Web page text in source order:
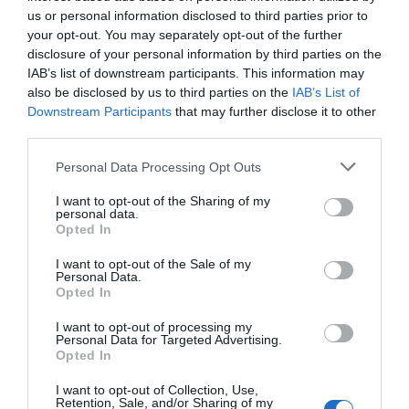
us or personal information disclosed to third parties prior to
your opt-out. You may separately opt-out of the further
disclosure of your personal information by third parties on the
IAB’s list of downstream participants. This information may
also be disclosed by us to third parties on the IAB’s List of
Downstream Participants that may further disclose it to other
Personal Data Processing Opt Outs
I want to opt-out of the Sharing of my
personal data.
Opted In
I want to opt-out of the Sale of my
Personal Data.
Opted In
I want to opt-out of processing my
Personal Data for Targeted Advertising.
Opted In
I want to opt-out of Collection, Use,
Retention, Sale, and/or Sharing of my
empujón y tenacidad. Trabajan con una
dimensión también transversal, dirigiendo sus
energías hacia iniciativas culturales y científicas.
Lo hacen tanto si están al frente de compañías,
como si han pasado el relevo de la gestión
Casas, 83 años, mecenas de arte, vela día a día su
Fundación en las sedes de Barcelona (Can
Framis), Torroella de Montgrí (Palau Solterra) y
semana que el grupo que preside, el
Almirante
invirtió 160 millones de euros el año pasado en R
Antoni Esteve, 55 años, lidera acciones
sociales transversales a la Fundación Dr. Antoni
Esteve y a la Fundación Catalana para la
Investigación y la Innovación. Esteve promueve el